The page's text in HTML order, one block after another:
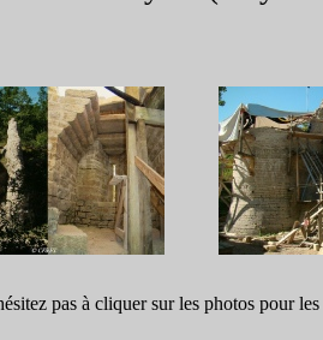
pas à cliquer sur les photos pour